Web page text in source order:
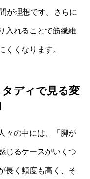
が理想です。さらに
入れることで筋繊維
くくなります。
ディで見る変
々の中には、「脚が
じるケースがいくつ
長く頻度も高く、そ